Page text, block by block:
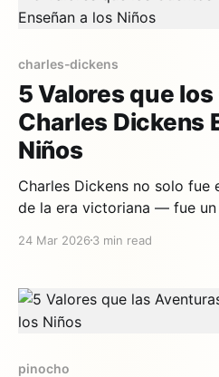
charles-dickens
5 Valores que
Charles Dickens
Niños
Charles Dickens no solo fue
de la era victoriana — fue un
hace más de 150 años,
injusticia, la redención y el
24 Mar 2026 3 min read
pinocho